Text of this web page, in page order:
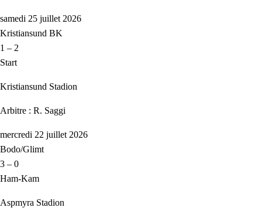
samedi 25 juillet 2026
Kristiansund BK
1 – 2
Start
Kristiansund Stadion
Arbitre : R. Saggi
mercredi 22 juillet 2026
Bodo/Glimt
3 – 0
Ham-Kam
Aspmyra Stadion